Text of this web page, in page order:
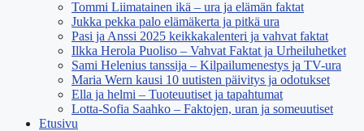
Tommi Liimatainen ikä – ura ja elämän faktat
Jukka pekka palo elämäkerta ja pitkä ura
Pasi ja Anssi 2025 keikkakalenteri ja vahvat faktat
Ilkka Herola Puoliso – Vahvat Faktat ja Urheiluhetket
Sami Helenius tanssija – Kilpailumenestys ja TV-ura
Maria Wern kausi 10 uutisten päivitys ja odotukset
Ella ja helmi – Tuoteuutiset ja tapahtumat
Lotta-Sofia Saahko – Faktojen, uran ja someuutiset
Etusivu